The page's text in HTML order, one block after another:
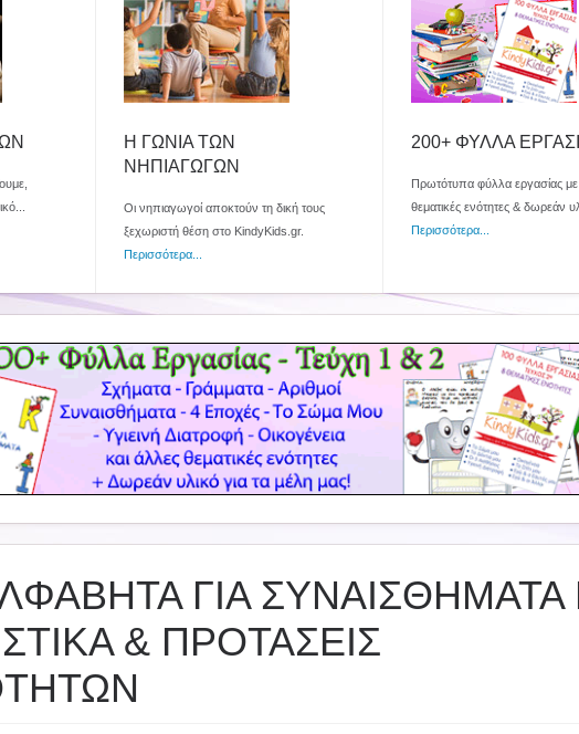
Η ΓΩΝΙΑ ΤΩΝ
ΝΗΠΙΑΓΩΓΩΝ
Οι νηπιαγωγοί αποκτούν τη δική τους
ξεχωριστή θέση στο KindyKids.gr.
Περισσότερα...
200+ ΦΥΛΛΑ
Πρωτότυπα φύλλα εργασίας
θεματικές ενότητες & δωρεάν
Περισσότερα...
ΓΙΑ ΣΥΝΑΙΣΘΗΜΑΤΑ
& ΠΡΟΤΑΣΕΙΣ